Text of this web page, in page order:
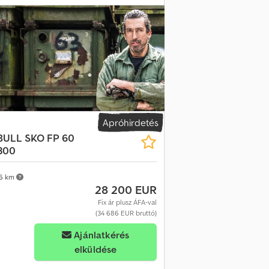
FP-szigetelt oldalfal, 60 mm
EBS Blokkolásgátló rendszer
a hátsó ajtóhoz Alumínium
fedélzet 22 gerendával
cm / 265 cm Maximális összsúly
raklaphoz Gumiabroncs információk
hátsó - 7 mm Jobb hátsó - 7 mm
Apróhirdetés
km
SKO FP 60
28 200 EUR
Fix ár plusz ÁFA-val
(34 686 EUR bruttó)
Ajánlatkérés
elküldése